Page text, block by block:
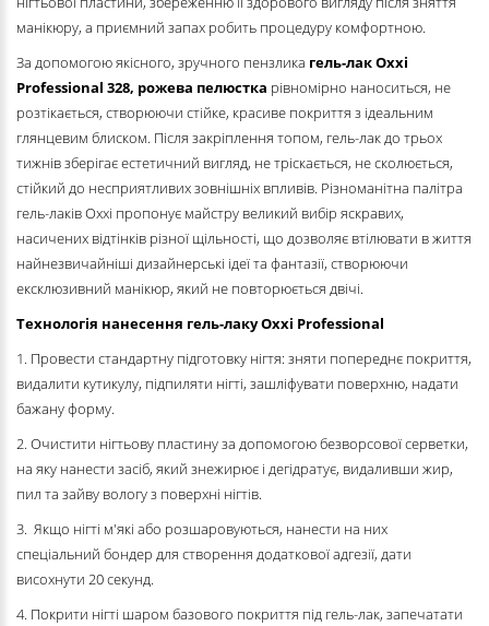
манікюру, а приємний запах робить процедуру комфортною.
За допомогою якісного, зручного пензлика гель-лак Oxxi
Professional 328, рожева пелюстка рівномірно наноситься, не
розтікається, створюючи стійке, красиве покриття з ідеальним
глянцевим блиском. Після закріплення топом, гель-лак до трьох
тижнів зберігає естетичний вигляд, не тріскається, не сколюється,
стійкий до несприятливих зовнішніх впливів. Різноманітна палітра
гель-лаків Oxxi пропонує майстру великий вибір яскравих,
насичених відтінків різної щільності, що дозволяє втілювати в життя
найнезвичайніші дизайнерські ідеї та фантазії, створюючи
ексклюзивний манікюр, який не повторюється двічі.
Технологія нанесення гель-лаку Oxxi Professional
1. Провести стандартну підготовку нігтя: зняти попереднє покриття,
видалити кутикулу, підпиляти нігті, зашліфувати поверхню, надати
бажану форму.
2. Очистити нігтьову пластину за допомогою безворсової серветки,
на яку нанести засіб, який знежирює і дегідратує, видаливши жир,
пил та зайву вологу з поверхні нігтів.
3. Якщо нігті м'які або розшаровуються, нанести на них
спеціальний бондер для створення додаткової адгезії, дати
висохнути 20 секунд.
4. Покрити нігті шаром базового покриття під гель-лак, запечатати